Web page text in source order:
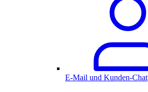
E-Mail und Kunden-Chat